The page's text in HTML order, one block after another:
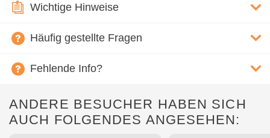
Wichtige Hinweise
Häufig gestellte Fragen
Fehlende Info?
ANDERE BESUCHER HABEN SICH
AUCH FOLGENDES ANGESEHEN: